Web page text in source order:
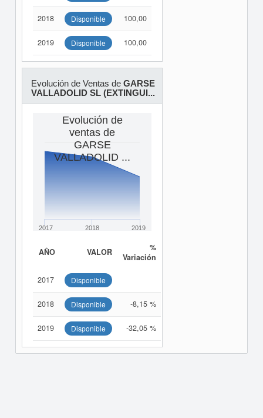
2018 Disponible 100,00
2019 Disponible 100,00
Evolución de Ventas de GARSE
VALLADOLID SL (EXTINGUI...
Evolución de
ventas de
GARSE
VALLADOLID ...
2017 2018 2019
AÑO VALOR
%
Variación
2017 Disponible
2018 Disponible -8,15 %
2019 Disponible -32,05 %